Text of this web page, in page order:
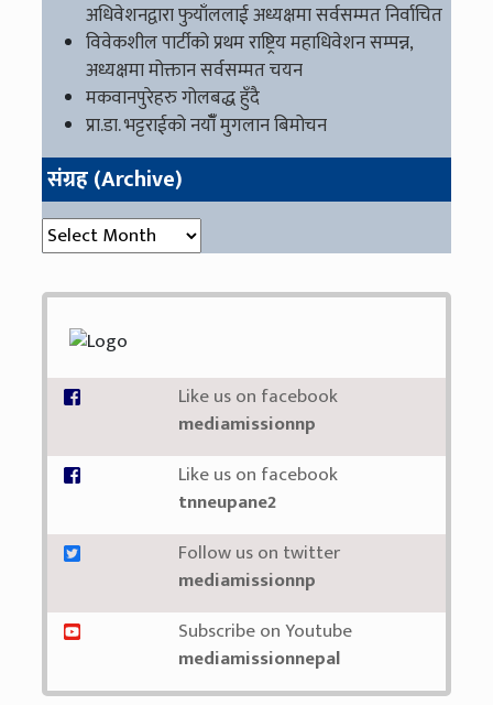
अधिवेशनद्वारा फुयाँललाई अध्यक्षमा सर्वसम्मत निर्वाचित
विवेकशील पार्टीको प्रथम राष्ट्रिय महाधिवेशन सम्पन्न,
अध्यक्षमा मोक्तान सर्वसम्मत चयन
मकवानपुरेहरु गोलबद्ध हुँदै
प्रा.डा. भट्टराईको नयाँँ मुगलान बिमोचन
संग्रह (Archive)
संग्रह (Archive)
Like us on facebook
mediamissionnp
Like us on facebook
tnneupane2
Follow us on twitter
mediamissionnp
Subscribe on Youtube
mediamissionnepal